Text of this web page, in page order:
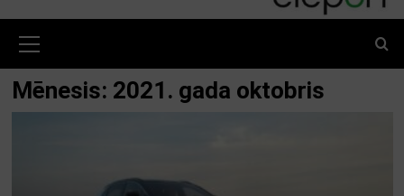
Menu
Mēnesis: 2021. gada oktobris